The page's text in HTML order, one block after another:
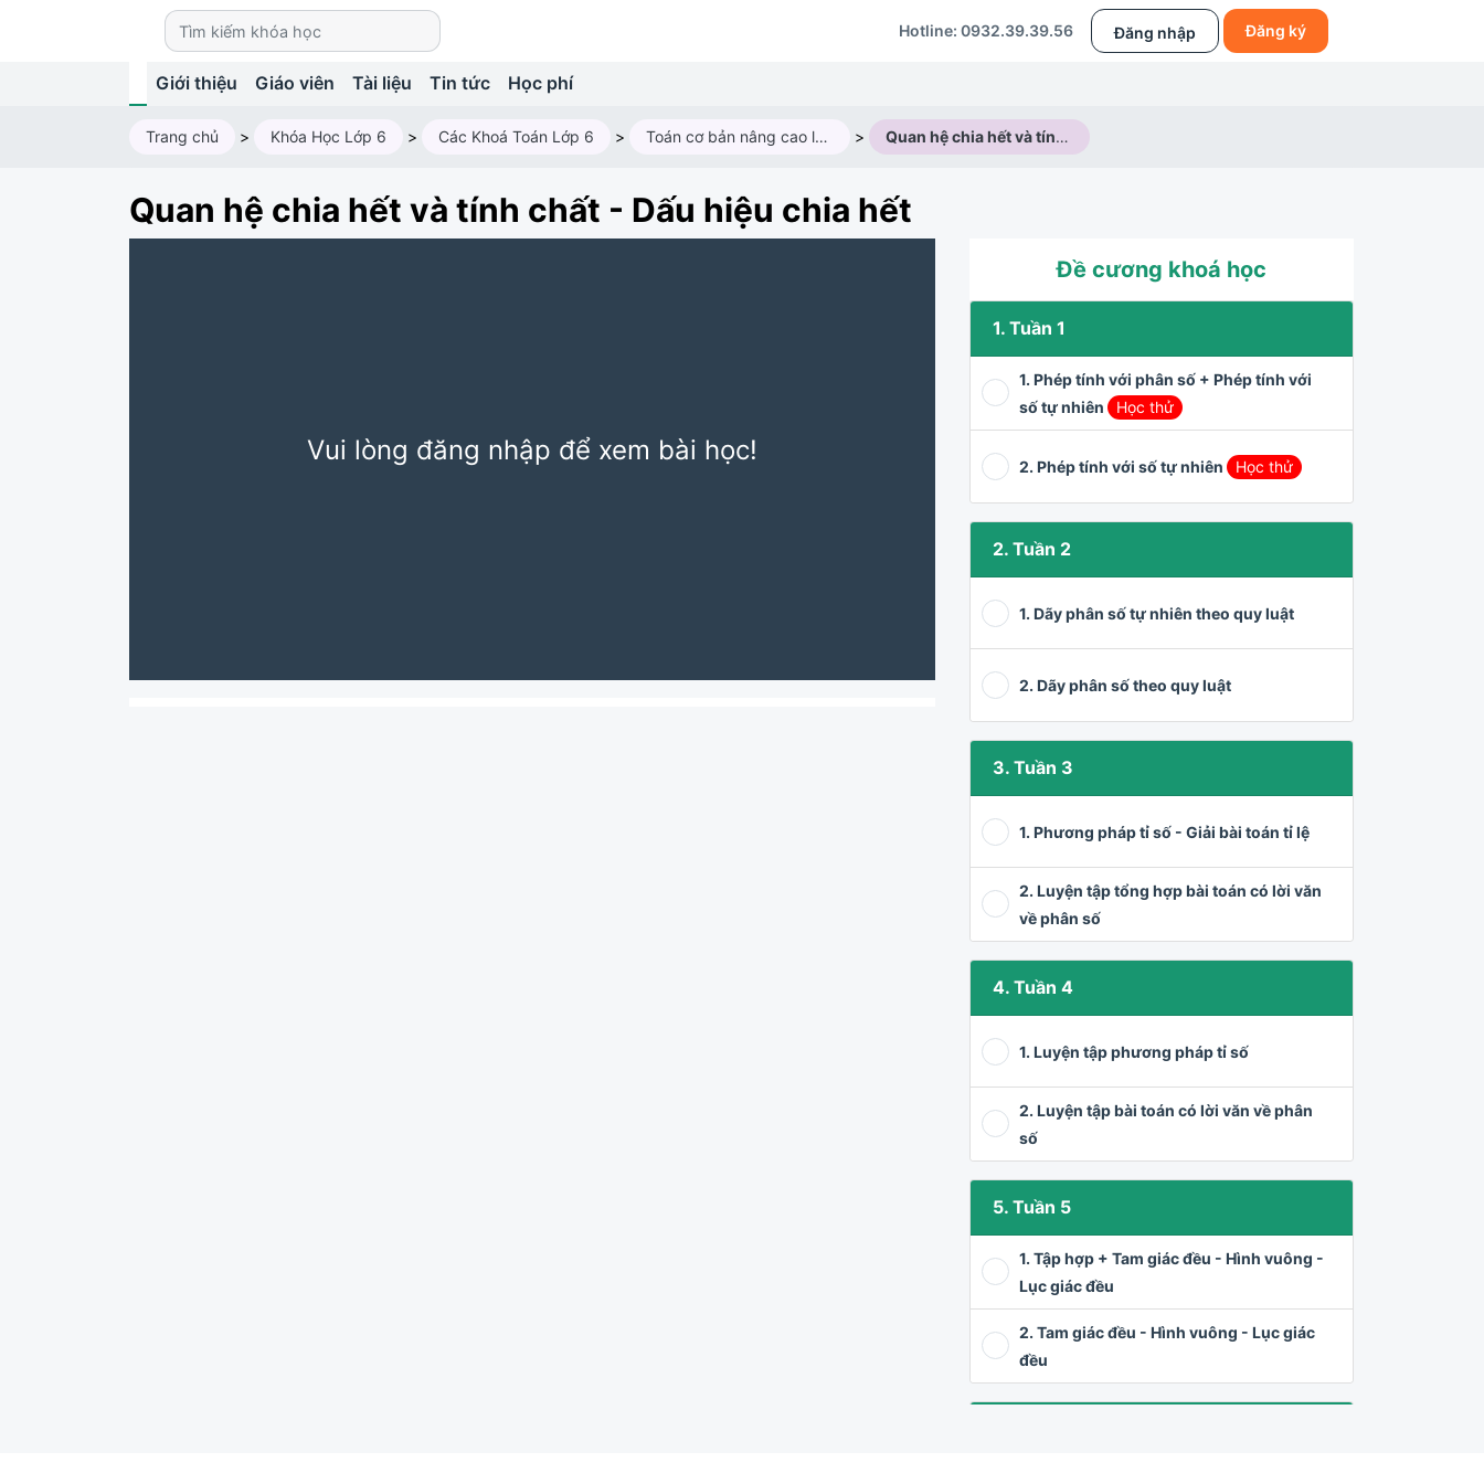
Hotline: 0932.39.39.56 Đăng nhập Đăng ký
Giới thiệu Giáo viên Tài liệu Tin tức Học phí
Trang chủ > Khóa Học Lớp 6 > Các Khoá Toán Lớp 6 > Toán cơ bản nâng cao lớp 6AV3 - Năm học 2024-2025 > Quan hệ chia hết và tính chất - Dấu hiệu chia hết
Quan hệ chia hết và tính chất - Dấu hiệu chia hết
Vui lòng đăng nhập để xem bài học!
Đề cương khoá học
1. Tuần 1
1. Phép tính với phân số + Phép tính với
số tự nhiên
Học thử
2. Phép tính với số tự nhiên Học thử
2. Tuần 2
1. Dãy phân số tự nhiên theo quy luật
2. Dãy phân số theo quy luật
3. Tuần 3
1. Phương pháp tỉ số - Giải bài toán tỉ lệ
2. Luyện tập tổng hợp bài toán có lời văn
về phân số
4. Tuần 4
1. Luyện tập phương pháp tỉ số
2. Luyện tập bài toán có lời văn về phân
số
5. Tuần 5
1. Tập hợp + Tam giác đều - Hình vuông -
Lục giác đều
2. Tam giác đều - Hình vuông - Lục giác
đều